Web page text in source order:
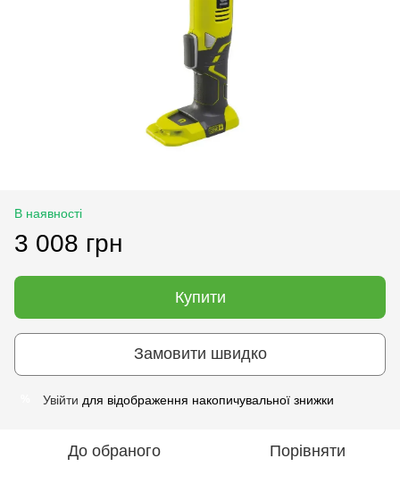
В наявності
3 008 грн
Купити
Замовити швидко
Увійти для відображення накопичувальної знижки
До обраного Порівняти